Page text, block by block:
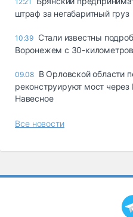
штраф за негабаритный груз
10:39 Стали известны
Воронежем с 30-
09.08 В Орловской области
реконструируют мост
Навесное
Все новости